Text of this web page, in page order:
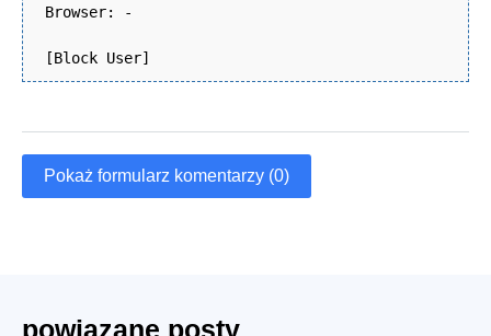
Browser: -
[Block User]
Pokaż formularz komentarzy (0)
powiązane posty